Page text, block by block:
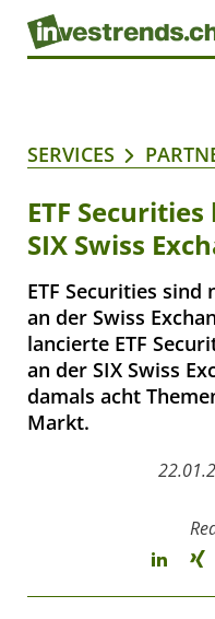
SERVICES
ETF
SIX Swiss
ETF Securities sind
an der Swiss
lancierte ETF
an der SIX Swiss
damals acht
Markt.